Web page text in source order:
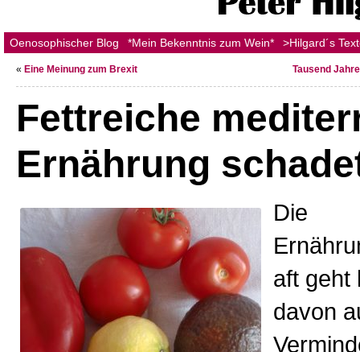
Oenosophischer Blog *Mein Bekenntnis zum Wein* >Hilgard´s
« Eine Meinung zum Brexit Tausend
Fettreiche
Ernährung
Die
aft geht
davon